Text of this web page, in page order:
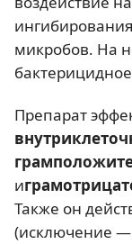
микробов. На
Препарат
и
Также он
(исключение —